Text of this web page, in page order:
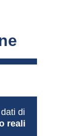
di
reali